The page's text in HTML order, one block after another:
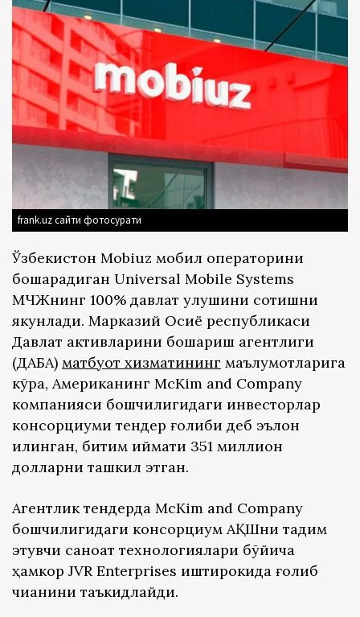
frank.uz сайти фотосурати
Ўзбекистон Mobiuz мобил операторини
бошқарадиган Universal Mobile Systems
МЧЖнинг 100% давлат улушини сотишни
якунлади. Марказий Осиё республикаси
Давлат активларини бошқариш агентлиги
(ДАБА) матбуот хизматининг маълумотларига
кўра, Американинг McKim and Company
компанияси бошчилигидаги инвесторлар
консорциуми тендер ғолиби деб эълон
қилинган, битим қиймати 351 миллион
долларни ташкил этган.
Агентлик тендерда McKim and Company
бошчилигидаги консорциум АҚШни тақдим
этувчи саноат технологиялари бўйича
ҳамкор JVR Enterprises иштирокида ғолиб
чиққанини таъкидлайди.